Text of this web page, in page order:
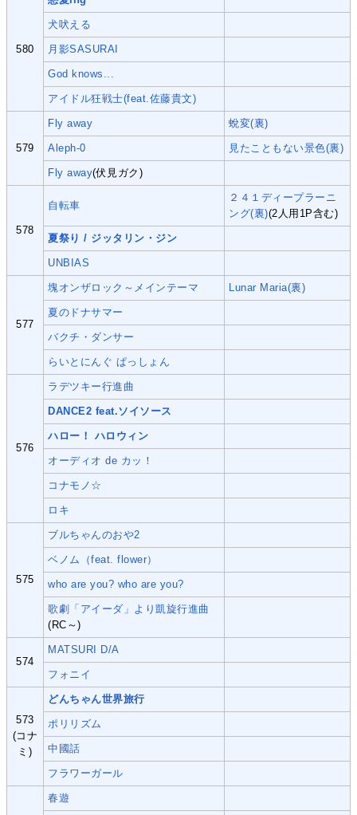
580
犬吠える
月影SASURAI
God knows...
アイドル狂戦士(feat.佐藤貴文)
579
Fly away 蛻変(裏)
Aleph-0 見たこともない景色(裏)
Fly away(伏見ガク)
578
自転車
２４１ディープラーニ
ング(裏)(2人用1P含む)
夏祭り / ジッタリン・ジン
UNBIAS
577
塊オンザロック～メインテーマ Lunar Maria(裏)
夏のドナサマー
バクチ・ダンサー
らいとにんぐ ぱっしょん
576
ラデツキー行進曲
DANCE2 feat.ソイソース
ハロー！ ハロウィン
オーディオ de カッ！
コナモノ☆
ロキ
575
ブルちゃんのおや2
ベノム（feat. flower）
who are you? who are you?
歌劇「アイーダ」より凱旋行進曲
(RC～)
574
MATSURI D/A
フォニイ
573
(コナ
ミ)
どんちゃん世界旅行
ポリリズム
中國話
フラワーガール
春遊